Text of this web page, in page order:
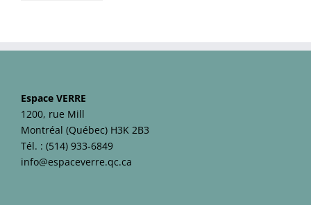
Espace VERRE
1200, rue Mill
Montréal (Québec) H3K 2B3
Tél. : (514) 933-6849
info@espaceverre.qc.ca